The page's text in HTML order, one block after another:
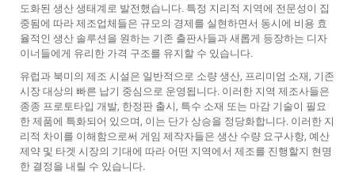
도화된 생산 생태계로 발전했습니다. 특정 지리적 지역에 전문성이 집
중됨에 따라 제조업체들은 규모의 경제를 실현하면서 동시에 비용 효
율적인 생산 솔루션을 원하는 기존 출판사들과 새롭게 등장하는 디자
이너들에게 유리한 가격 구조를 유지할 수 있습니다.
유럽과 북미의 제조 시설은 일반적으로 소량 생산, 프리미엄 소재, 기존
시장 대상의 빠른 납기 중심으로 운영됩니다. 이러한 지역 제조사들은
종종 프로토타입 개발, 한정판 출시, 특수 소재 또는 마감 기술이 필요
한 제품에 특화되어 있으며, 이는 단가 상승을 정당화합니다. 이러한 지
리적 차이를 이해함으로써 게임 제작자들은 생산 수량 요구사항, 예산
제약 및 타겟 시장의 기대에 따라 어떤 지역에서 제조를 진행할지 현명
한 결정을 내릴 수 있습니다.